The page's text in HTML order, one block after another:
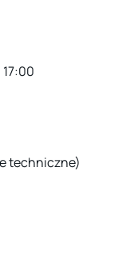
techniczne)